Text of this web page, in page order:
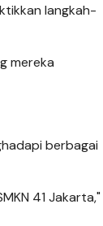
langkah-
mereka
berbagai
41 Jakarta,"